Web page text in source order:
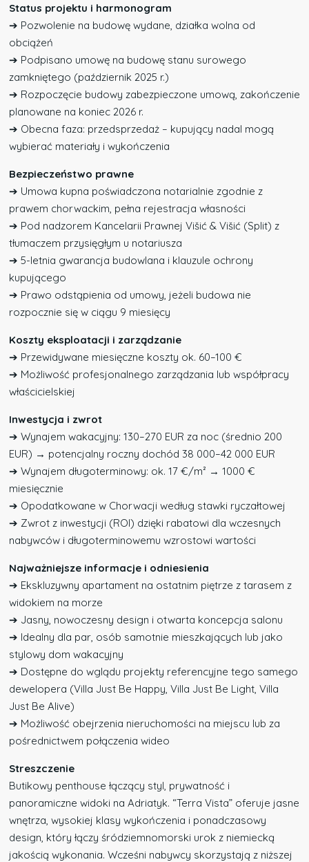
Status projektu i harmonogram
➔ Pozwolenie na budowę wydane, działka wolna od
obciążeń
➔ Podpisano umowę na budowę stanu surowego
zamkniętego (październik 2025 r.)
➔ Rozpoczęcie budowy zabezpieczone umową, zakończenie
planowane na koniec 2026 r.
➔ Obecna faza: przedsprzedaż – kupujący nadal mogą
wybierać materiały i wykończenia
Bezpieczeństwo prawne
➔ Umowa kupna poświadczona notarialnie zgodnie z
prawem chorwackim, pełna rejestracja własności
➔ Pod nadzorem Kancelarii Prawnej Višić & Višić (Split) z
tłumaczem przysięgłym u notariusza
➔ 5-letnia gwarancja budowlana i klauzule ochrony
kupującego
➔ Prawo odstąpienia od umowy, jeżeli budowa nie
rozpocznie się w ciągu 9 miesięcy
Koszty eksploatacji i zarządzanie
➔ Przewidywane miesięczne koszty ok. 60–100 €
➔ Możliwość profesjonalnego zarządzania lub współpracy
właścicielskiej
Inwestycja i zwrot
➔ Wynajem wakacyjny: 130–270 EUR za noc (średnio 200
EUR) → potencjalny roczny dochód 38 000–42 000 EUR
➔ Wynajem długoterminowy: ok. 17 €/m² → 1000 €
miesięcznie
➔ Opodatkowane w Chorwacji według stawki ryczałtowej
➔ Zwrot z inwestycji (ROI) dzięki rabatowi dla wczesnych
nabywców i długoterminowemu wzrostowi wartości
Najważniejsze informacje i odniesienia
➔ Ekskluzywny apartament na ostatnim piętrze z tarasem z
widokiem na morze
➔ Jasny, nowoczesny design i otwarta koncepcja salonu
➔ Idealny dla par, osób samotnie mieszkających lub jako
stylowy dom wakacyjny
➔ Dostępne do wglądu projekty referencyjne tego samego
dewelopera (Villa Just Be Happy, Villa Just Be Light, Villa
Just Be Alive)
➔ Możliwość obejrzenia nieruchomości na miejscu lub za
pośrednictwem połączenia wideo
Streszczenie
Butikowy penthouse łączący styl, prywatność i
panoramiczne widoki na Adriatyk. “Terra Vista” oferuje jasne
wnętrza, wysokiej klasy wykończenia i ponadczasowy
design, który łączy śródziemnomorski urok z niemiecką
jakością wykonania. Wcześni nabywcy skorzystają z niższej